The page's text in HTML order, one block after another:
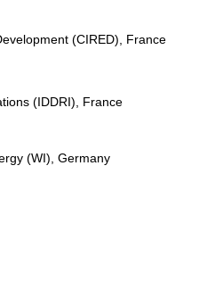
(CIRED), France
(IDDRI), France
(WI), Germany